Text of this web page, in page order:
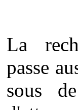
La
passe
sous